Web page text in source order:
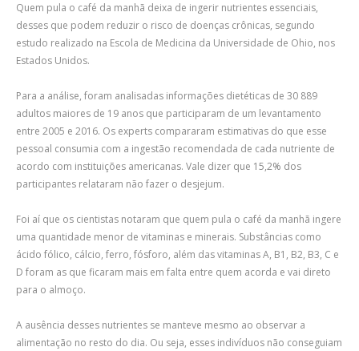
Quem pula o café da manhã deixa de ingerir nutrientes essenciais,
desses que podem reduzir o risco de doenças crônicas, segundo
estudo realizado na Escola de Medicina da Universidade de Ohio, nos
Estados Unidos.
Para a análise, foram analisadas informações dietéticas de 30 889
adultos maiores de 19 anos que participaram de um levantamento
entre 2005 e 2016. Os experts compararam estimativas do que esse
pessoal consumia com a ingestão recomendada de cada nutriente de
acordo com instituições americanas. Vale dizer que 15,2% dos
participantes relataram não fazer o desjejum.
Foi aí que os cientistas notaram que quem pula o café da manhã ingere
uma quantidade menor de vitaminas e minerais. Substâncias como
ácido fólico, cálcio, ferro, fósforo, além das vitaminas A, B1, B2, B3, C e
D foram as que ficaram mais em falta entre quem acorda e vai direto
para o almoço.
A ausência desses nutrientes se manteve mesmo ao observar a
alimentação no resto do dia. Ou seja, esses indivíduos não conseguiam